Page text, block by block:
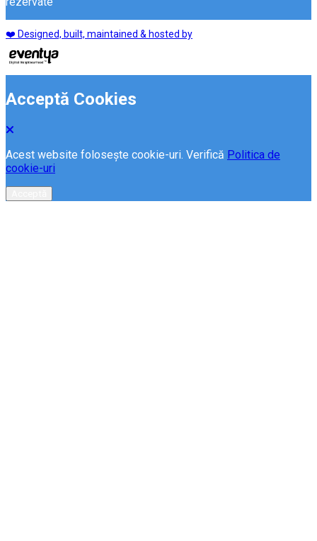
❤️ Designed, built, maintained & hosted by
Acceptă Cookies
Acest website folosește cookie-uri. Verifică Politica de
cookie-uri